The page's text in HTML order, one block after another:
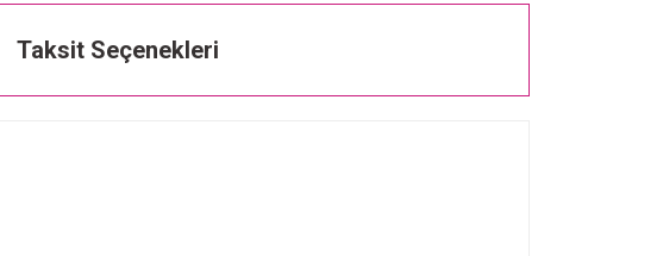
Taksit Seçenekleri